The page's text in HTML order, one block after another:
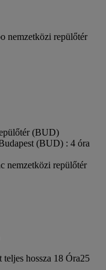
nemzetközi repülőtér
(BUD)
(BUD) : 4 óra
nemzetközi repülőtér
hossza 18 Óra25